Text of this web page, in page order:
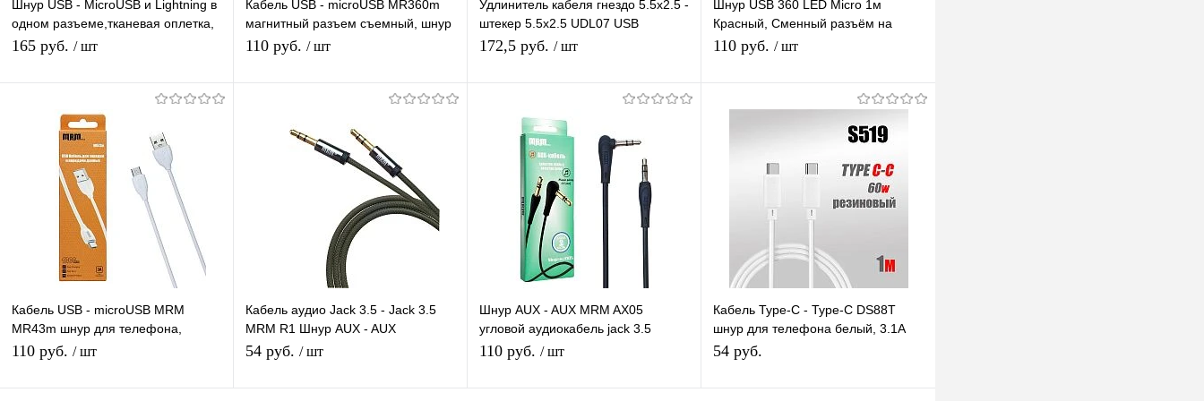
Шнур USB - MicroUSB и Lightning в
одном разъеме,тканевая оплетка,
2 в 1 Кабель для зарядки
165 руб. / шт
В корзину
Купить в 1 клик К сравнению
В избранное В наличии
Кабель USB - microUSB MR360m
магнитный разъем съемный, шнур
для телефона красный, длина
110 руб. / шт
Купить в 1 клик К сравнению
В наличии
Удлинитель кабеля гнездо 5.5x2.5 -
штекер 5.5x2.5 UDL07 USB
(5.5x2.5-F to 5.5x2.5-M) длина 3м
172,5 руб. / шт
Купить в 1 клик К сравнению
В избранное В наличии
Шнур USB 360 LED Micro 1м
Красный, Сменный разъём на
магните 360 градусов светящийся -
110 руб. / шт
В корзину
В наличии
Кабель USB - microUSB MRM
MR43m шнур для телефона,
белый, длина 1м
110 руб. / шт
Кабель аудио Jack 3.5 - Jack 3.5
MRM R1 Шнур AUX - AUX
аудиокабель серый, резиновый,
54 руб. / шт
Шнур AUX - AUX MRM AX05
угловой аудиокабель jack 3.5
длина 2 м
110 руб. / шт
Кабель Type-C - Type-C DS88T
шнур для телефона белый, 3.1A
60W, длина 1м
54 руб.